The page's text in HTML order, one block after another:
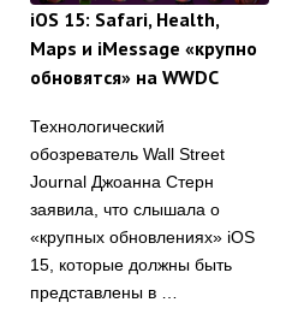
iOS 15: Safari, Health,
Maps и iMessage «крупно
обновятся» на WWDC
Технологический
обозреватель Wall Street
Journal Джоанна Стерн
заявила, что слышала о
«крупных обновлениях» iOS
15, которые должны быть
представлены в …